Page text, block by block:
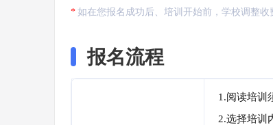
如在您报名成功后、培训开始前，学校调整
报名流程
1.阅读培训
2.选择培训